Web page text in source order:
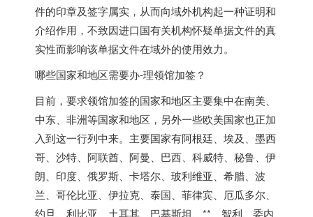
件的印章及签字属实，从而向域外机构起一种证明和
介绍作用，不致因进口国有关机构怀疑单据文件的真
实性而影响该单据文件在域外的使用效力。
哪些国家和地区需要办-理领馆加签？
目前，要求领馆加签的国家和地区主要集中在南美、
中东、非洲等国家和地区，另外一些欧美国家也正加
入到这一行列中来。主要国家有阿根廷、埃及、墨西
哥、沙特、阿联酋、阿曼、巴西、科威特、秘鲁、伊
朗、印度、俄罗斯、卡塔尔、玻利维亚、希腊、波
兰、哥伦比亚、伊拉克、泰国、菲律宾、厄瓜多尔、
约旦、利比亚、土耳其、巴基斯坦、**、智利、委内